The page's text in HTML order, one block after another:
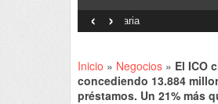
Interventionism
‹ ›
Inicio » Negocios» El ICO
concediendo 13.884
préstamos. Un 21% más